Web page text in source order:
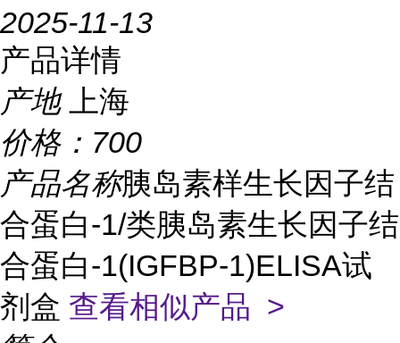
2025-11-13
产品详情
产地
上海
价格： 700
产品名称胰岛素样生长因子结
合蛋白-1/类胰岛素生长因子结
合蛋白-1(IGFBP-1)ELISA试
剂盒 查看相似产品 >